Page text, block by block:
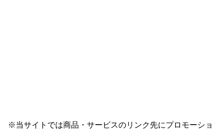
※当サイトでは商品・サービスのリンク先にプロモーショ